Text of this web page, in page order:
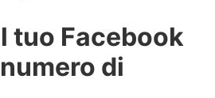
tuo Facebook
di